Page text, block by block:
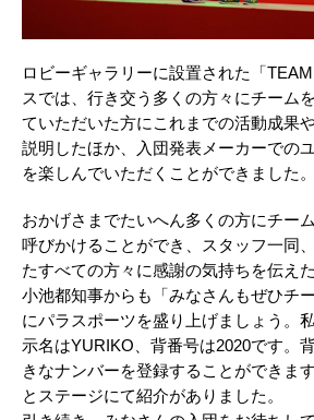
ロビーギャラリーに設置された「
スでは、行き交う多くの方々にチーム
ていただいた方にこれまでの活動成果
説明したほか、入団発表メーカーでの
を楽しんでいただくことができました。
おかげさまでたいへん多くの方にチー
呼びかけることができ、スタッフ一同
たすべての方々に感謝の気持ちを伝え
小池都知事からも「みなさんもぜひチ
にパラスポーツを盛り上げましょう。
示名はYURIKO、背番号は2020です。
きなナンバーを登録することができます
とステージにて紹介がありました。